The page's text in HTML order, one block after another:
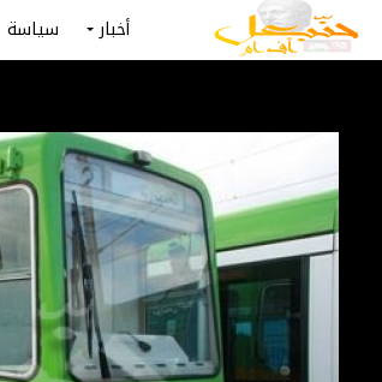
أخبار سياسة